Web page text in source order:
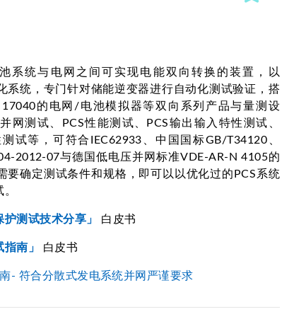
系统与电网之间可实现电能双向转换的装置，以
系统，专门针对储能逆变器进行自动化测试验证，搭
的电网/电池模拟器等双向系列产品与量测设
网测试、PCS性能测试、PCS输出输入特性测试、
试等，可符合IEC62933、中国国标GB/T34120、
2012-07与德国低电压并网标准VDE-AR-N 4105的
要确定测试条件和规格，即可以以优化过的PCS系统
护测试技术分享」 白皮书
南」 白皮书
- 符合分散式发电系统并网严谨要求